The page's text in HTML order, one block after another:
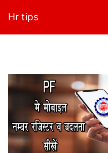
content
Hr tips